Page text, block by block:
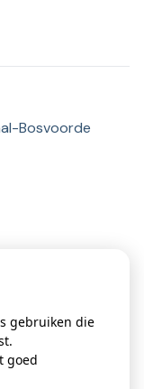
Bosvoorde
gebruiken die
goed